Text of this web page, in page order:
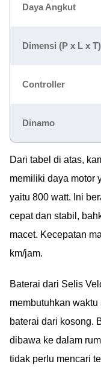
Daya Angkut
Dimensi (P x L x T)
Controller
Dinamo
Dari tabel di atas,
memiliki daya motor
yaitu 800 watt. Ini
cepat dan stabil,
macet. Kecepatan
km/jam.
Baterai dari Selis
membutuhkan
baterai dari kosong.
dibawa ke dalam
tidak perlu mencari